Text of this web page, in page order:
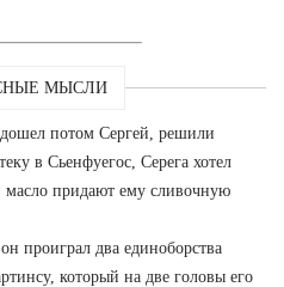
МЫСЛИ
потом Сергей, решили
в Сьенфуегос, Серега хотел
масло придают ему сливочную
проиграл два единоборства
который на две головы его